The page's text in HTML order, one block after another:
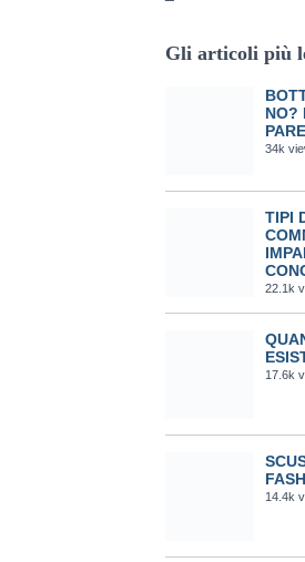
Gli articoli più
NO?
34k
TIPI
22.1k
17.6k
14.4k